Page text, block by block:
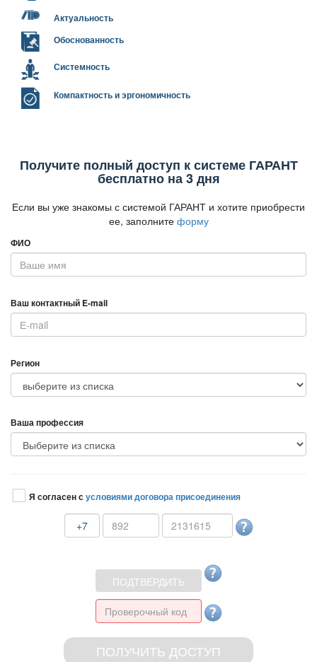
Актуальность
Обоснованность
Системность
Компактность и эргономичность
Получите полный доступ к системе ГАРАНТ
есплатно на 3 дня
Если вы уже знакомы с системой ГАРАНТ и хотите приобрести
ее, заполните форму
ФИО
аш контактный E-mail
Регион
аша профессия
Я согласен сусловиями договора присоединения
+7